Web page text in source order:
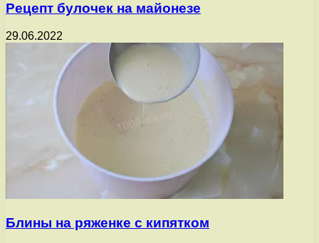
Рецепт булочек на майонезе
29.06.2022
Блины на ряженке с кипятком